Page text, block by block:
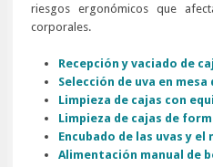
riesgos ergonómicos que
corporales.
Recepción y vaciado de
Selección de uva en mesa
Limpieza de cajas con
Limpieza de cajas de
Encubado de las uvas y el
Alimentación manual de